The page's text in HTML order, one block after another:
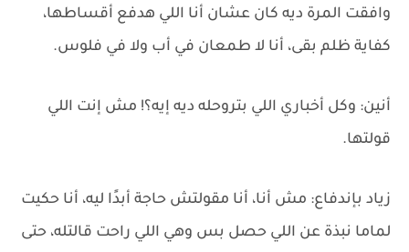
وافقت المرة ديه كان عشان أنا اللي هدفع أقساطها،
كفاية ظلم بقى، أنا لا طمعان في أب ولا في فلوس.
أنين: وكل أخباري اللي بتروحله ديه إيه؟! مش إنت اللي
قولتها.
زياد بإندفاع: مش أنا، أنا مقولتش حاجة أبدًا ليه، أنا حكيت
لماما نبذة عن اللي حصل بس وهي اللي راحت قالتله، حتى